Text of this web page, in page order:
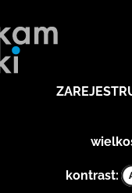
kontrast: